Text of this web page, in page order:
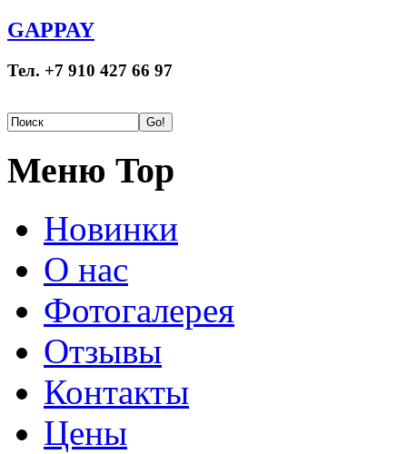
GAPPAY
Тел. +7 910 427 66 97
Меню Top
Новинки
О нас
Фотогалерея
Отзывы
Контакты
Цены